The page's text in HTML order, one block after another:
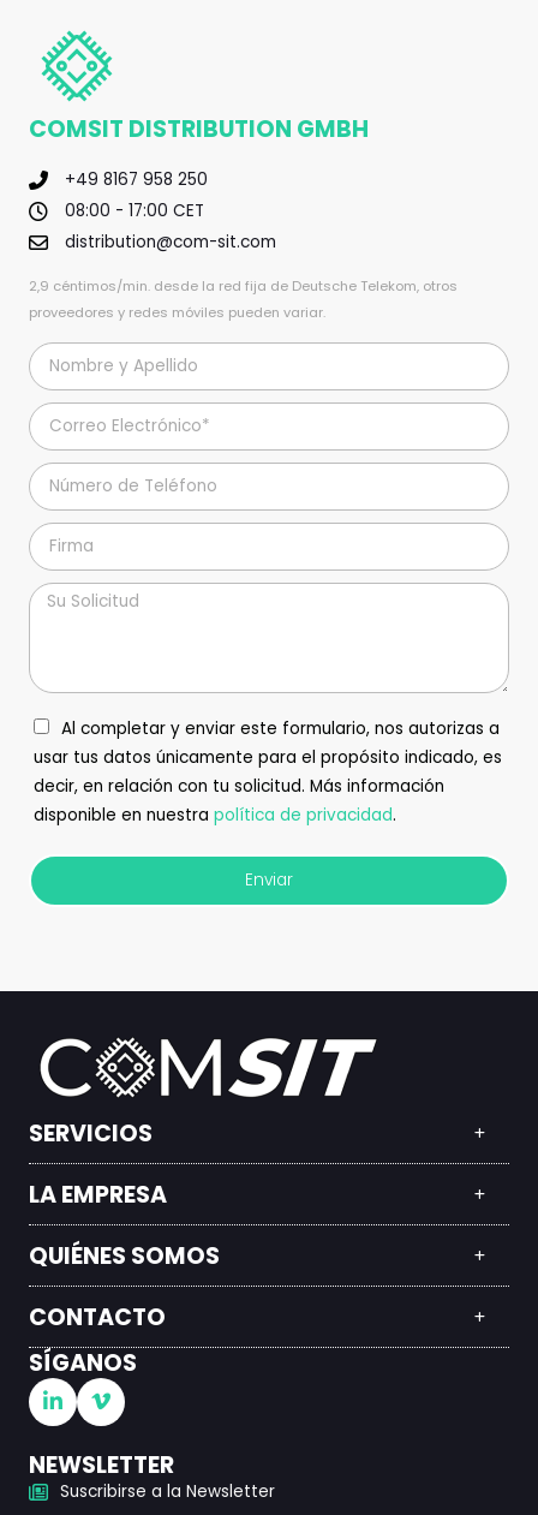
COMSIT DISTRIBUTION GMBH
+49 8167 958 250
08:00 - 17:00 CET
distribution@com-sit.com
2,9 céntimos/min. desde la red fija de Deutsche Telekom, otros
proveedores y redes móviles pueden variar.
Al completar y enviar este formulario, nos autorizas a
usar tus datos únicamente para el propósito indicado, es
decir, en relación con tu solicitud. Más información
disponible en nuestra política de privacidad.
Enviar
SERVICIOS
LA EMPRESA
QUIÉNES SOMOS
CONTACTO
SÍGANOS
NEWSLETTER
Suscribirse a la Newsletter